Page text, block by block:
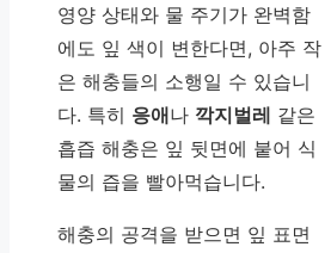
영양 상태와 물 주기가 완벽함
에도 잎 색이 변한다면, 아주 작
은 해충들의 소행일 수 있습니
다. 특히 응애나 깍지벌레 같은
흡즙 해충은 잎 뒷면에 붙어 식
물의 즙을 빨아먹습니다.
해충의 공격을 받으면 잎 표면